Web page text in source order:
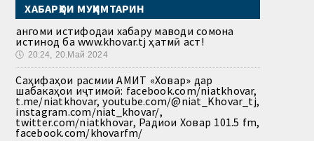
ХАБАРҲОИ МУҲИМТАРИН
Ҳангоми истифодаи хабару маводи сомона
истинод ба www.khovar.tj ҳатмӣ аст!
🕔 20:24, 20.Май 2024
Саҳифаҳои расмии АМИТ «Ховар» дар
шабакаҳои иҷтимоӣ: facebook.com/niatkhovar,
t.me/niatkhovar, youtube.com/@niat_Khovar_tj,
instagram.com/niat_khovar/,
twitter.com/niatkhovar, Радиои Ховар 101.5 fm,
facebook.com/khovarfm/